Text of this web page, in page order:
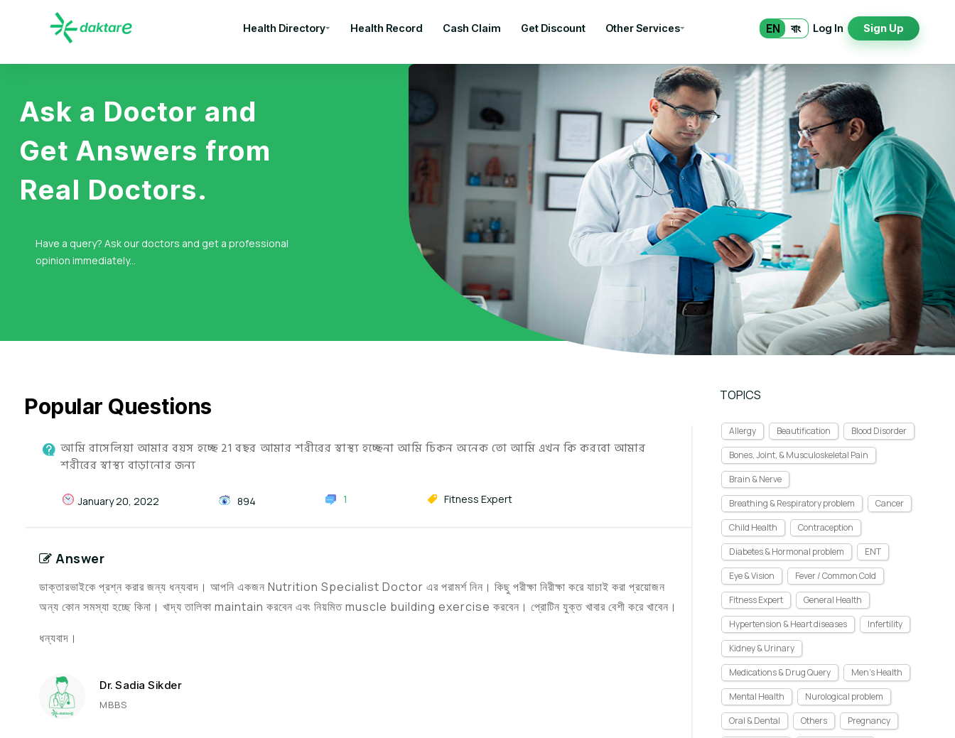
Health Directory Health Record Cash Claim Get Discount Other Services EN বাং Log In Sign Up
Ask a Doctor and
Get Answers from
Real Doctors.
Have a query? Ask our doctors and get a professional
opinion immediately...
Popular Questions
আমি রাসেলিয়া আমার বয়স হচ্ছে 21 বছর আমার শরীরের স্বাস্থ্য হচ্ছেনা আমি চিকন অনেক তো আমি এখন কি করবো আমার
শরীরের স্বাস্থ্য বাড়ানোর জন্য
January 20, 2022 894 1 Fitness Expert
Answer
ডাক্তারভাইকে প্রশ্ন করার জন্য ধন্যবাদ। আপনি একজন Nutrition Specialist Doctor এর পরামর্শ নিন। কিছু পরীক্ষা নিরীক্ষা করে যাচাই করা প্রয়োজন
অন্য কোন সমস্যা হচ্ছে কিনা। খাদ্য তালিকা maintain করবেন এবং নিয়মিত muscle building exercise করবেন। প্রোটিন যুক্ত খাবার বেশী করে খাবেন।
ধন্যবাদ।
Dr. Sadia Sikder
MBBS
TOPICS
Allergy Beautification
Blood Disorder
Bones, Joint, & Musculoskeletal Pain
Brain & Nerve
Breathing & Respiratory problem
Cancer
Child Health
Contraception
Diabetes & Hormonal problem
ENT
Eye & Vision
Fever / Common Cold
Fitness Expert
General Health
Hypertension & Heart diseases
Infertility
Kidney & Urinary
Medications & Drug Query
Men's Health
Mental Health
Nurological problem
Oral & Dental
Others
Pregnancy